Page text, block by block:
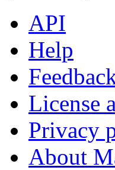
API
Help
License
Privacy
About